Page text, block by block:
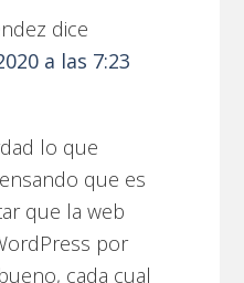
dice
a las 7:23
lo que
que es
que la web
por
cada cual